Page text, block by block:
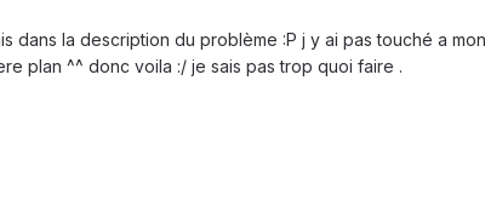
la description du problème :P j y ai pas touché a
plan ^^ donc voila :/ je sais pas trop quoi faire .